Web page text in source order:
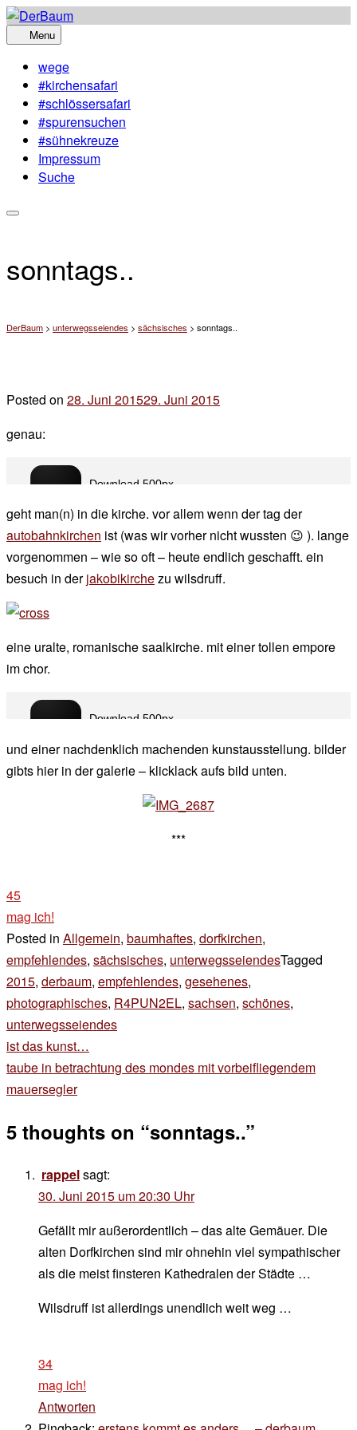
Skip
to
Menu
wege
#kirchensafari
#schlössersafari
#spurensuchen
#sühnekreuze
Impressum
Suche
sonntags..
DerBaum > unterwegsseiendes > sächsisches > sonntags..
Posted on 28. Juni 201529. Juni 2015
genau:
geht man(n) in die kirche. vor allem wenn der tag der
autobahnkirchen ist (was wir vorher nicht wussten 😉 ). lange
vorgenommen – wie so oft – heute endlich geschafft. ein
besuch in derjakobikirchezu wilsdruff.
eine uralte, romanische saalkirche. mit einer tollen empore
im chor.
und einer nachdenklich machenden kunstausstellung. bilder
gibts hier in der galerie – klicklack aufs bild unten.
***
45
mag ich!
Posted in Allgemein, baumhaftes, dorfkirchen,
empfehlendes, sächsisches, unterwegsseiendesTagged
2015, derbaum, empfehlendes, gesehenes,
photographisches, R4PUN2EL, sachsen, schönes,
unterwegsseiendes
Beitragsnavigation
ist das kunst…
taube in betrachtung des mondes mit vorbeifliegendem
mauersegler
5 thoughts on “sonntags..”
rappelsagt:
30. Juni 2015 um 20:30 Uhr
Gefällt mir außerordentlich – das alte Gemäuer. Die
alten Dorfkirchen sind mir ohnehin viel sympathischer
als die meist finsteren Kathedralen der Städte …
Wilsdruff ist allerdings unendlich weit weg …
34
mag ich!
Antworten